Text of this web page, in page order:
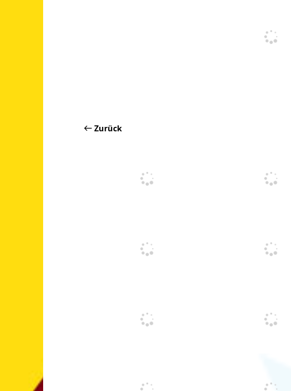
Zurück